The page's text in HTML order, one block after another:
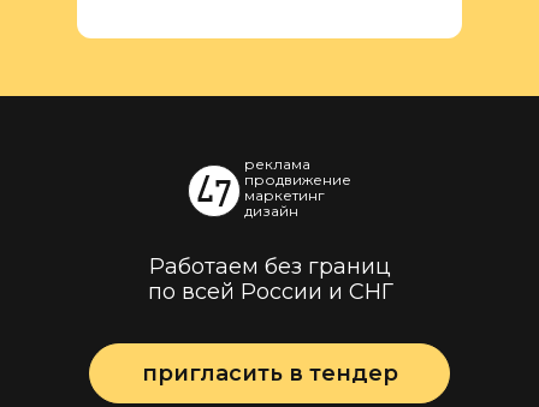
пригласить в тендер
дизайн
маркетинг
продвижение
реклама
Работаем без границ
по всей России и СНГ